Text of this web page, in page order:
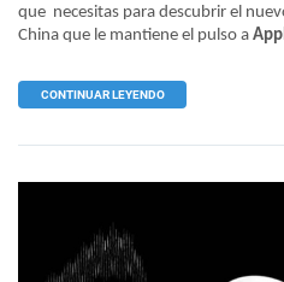
que necesitas para descubrir el
China que le mantiene el pulso a
CONTINUAR LEYENDO